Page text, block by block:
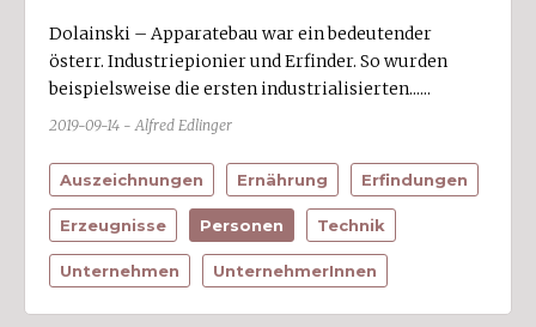
Dolainski – Apparatebau war ein bedeutender
österr. Industriepionier und Erfinder. So wurden
beispielsweise die ersten industrialisierten......
2019-09-14 - Alfred Edlinger
Auszeichnungen Ernährung Erfindungen
Erzeugnisse Personen Technik
Unternehmen UnternehmerInnen